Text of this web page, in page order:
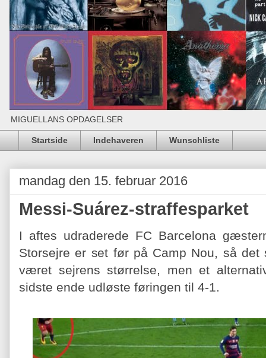
MIGUELLANS OPDAGELSER
Startside Indehaveren Wunschliste
mandag den 15. februar 2016
Messi-Suárez-straffesparket
I aftes udraderede FC Barcelona
Storsejre er set før på Camp Nou, så det
været sejrens størrelse, men et
sidste ende udløste føringen til 4-1.